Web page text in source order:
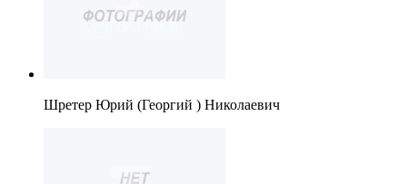
Шретер Юрий (Георгий ) Николаевич